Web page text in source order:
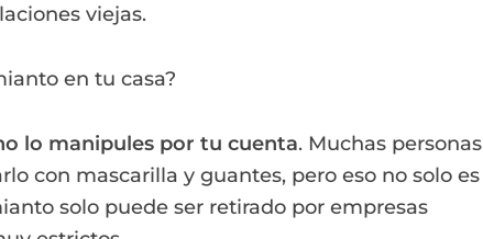
viejas.
en tu casa?
lo manipules por tu cuenta. Muchas personas
con mascarilla y guantes, pero eso no solo es
solo puede ser retirado por empresas